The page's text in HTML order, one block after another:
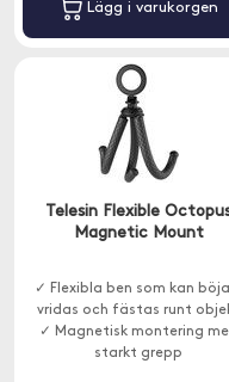
Lägg i varukorgen
Telesin Flexible
Magnetic Mount
✓ Flexibla ben som kan
vridas och fästas runt
✓ Magnetisk montering
starkt grepp